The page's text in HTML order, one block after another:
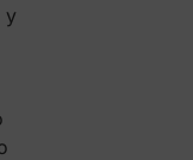
y